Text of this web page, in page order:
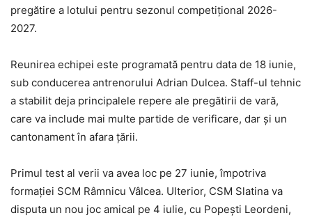
pregătire a lotului pentru sezonul competițional 2026-
2027.
Reunirea echipei este programată pentru data de 18 iunie,
sub conducerea antrenorului Adrian Dulcea. Staff-ul tehnic
a stabilit deja principalele repere ale pregătirii de vară,
care va include mai multe partide de verificare, dar și un
cantonament în afara țării.
Primul test al verii va avea loc pe 27 iunie, împotriva
formației SCM Râmnicu Vâlcea. Ulterior, CSM Slatina va
disputa un nou joc amical pe 4 iulie, cu Popești Leordeni,